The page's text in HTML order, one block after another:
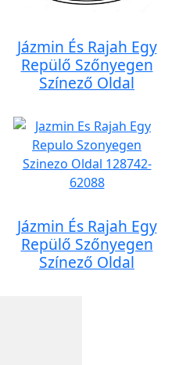
Jázmin És Rajah Egy
Repülő Szőnyegen
Színező Oldal
Jázmin És Rajah Egy
Repülő Szőnyegen
Színező Oldal